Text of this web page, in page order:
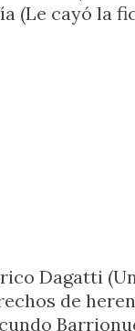
(Le cayó la
Dagatti (Un
de